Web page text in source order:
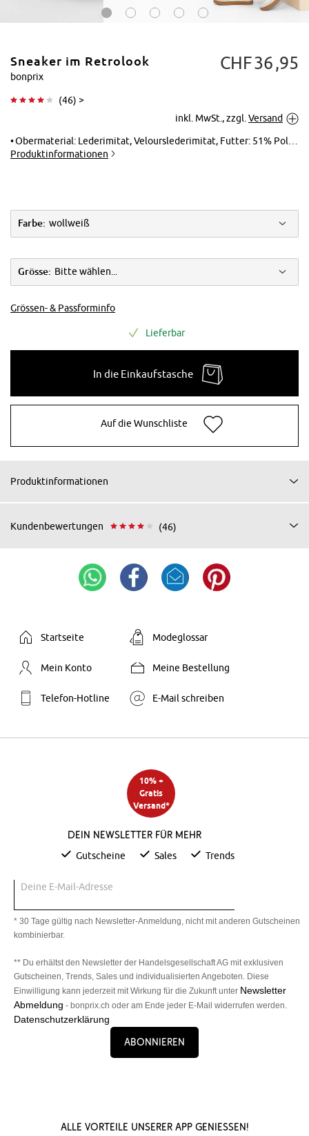
Tippen zum
Vergrößern
Sneaker im Retrolook
bonprix
(46) >
CHF36 95
inkl. MwSt., zzgl. Versand
Obermaterial: Lederimitat, Velourslederimitat, Futter: 51% Polyester (recycelt), 49% Polyester, Laufsohle: Synthetik, Innensohle: 51% Polyester (recycelt), 49% Polyester
Produktinformationen
Farbe: wollweiß
Grösse: Bitte wählen...
Grössen- & Passforminfo
Lieferbar
In die Einkaufstasche
Auf die Wunschliste
Produktinformationen
Kundenbewertungen (46)
Startseite Modeglossar
Mein Konto Meine Bestellung
Telefon-Hotline E-Mail schreiben
10% +
Gratis
Versand*
Dein Newsletter für mehr
Gutscheine Sales Trends
Deine E-Mail-Adresse
* 30 Tage gültig nach Newsletter-Anmeldung, nicht mit anderen Gutscheinen
kombinierbar.
** Du erhältst den Newsletter der Handelsgesellschaft AG mit exklusiven
Gutscheinen, Trends, Sales und individualisierten Angeboten. Diese
Einwilligung kann jederzeit mit Wirkung für die Zukunft unter Newsletter
Abmeldung - bonprix.ch oder am Ende jeder E-Mail widerrufen werden.
Datenschutzerklärung
Abonnieren
Alle Vorteile unserer App genießen!